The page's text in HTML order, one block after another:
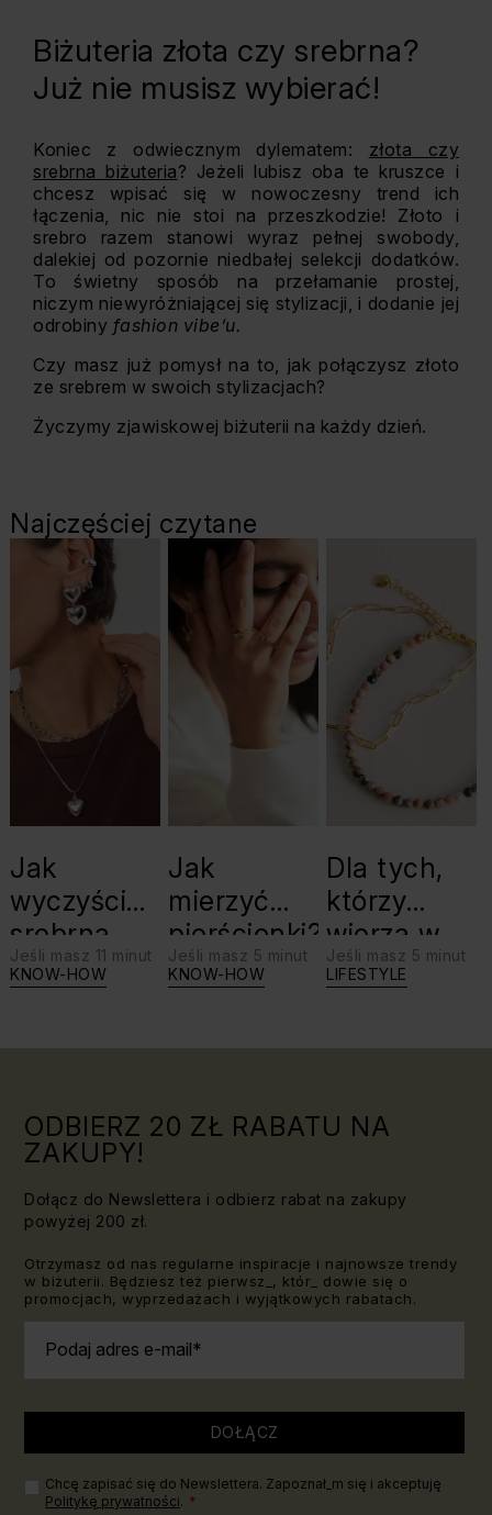
Biżuteria złota czy srebrna?
Już nie musisz wybierać!
Koniec z odwiecznym dylematem: złota czy
srebrna biżuteria? Jeżeli lubisz oba te kruszce i
chcesz wpisać się w nowoczesny trend ich
łączenia, nic nie stoi na przeszkodzie! Złoto i
srebro razem stanowi wyraz pełnej swobody,
dalekiej od pozornie niedbałej selekcji dodatków.
To świetny sposób na przełamanie prostej,
niczym niewyróżniającej się stylizacji, i dodanie jej
odrobiny fashion vibe’u.
Czy masz już pomysł na to, jak połączysz złoto
ze srebrem w swoich stylizacjach?
Życzymy zjawiskowej biżuterii na każdy dzień.
Najczęściej czytane
Jak
wyczyścić
srebrną
biżuterię?
Jeśli masz 11 minut
KNOW-HOW
Jak
mierzyć
pierścionki?
Jeśli masz 5 minut
KNOW-HOW
Dla tych,
którzy
wierzą w
swoje siły:
Jeśli masz 5 minut
LIFESTYLE
ODBIERZ 20 ZŁ RABATU NA
ZAKUPY!
Dołącz do Newslettera i odbierz rabat na zakupy
powyżej 200 zł.
Otrzymasz od nas regularne inspiracje i najnowsze trendy
w biżuterii. Będziesz też pierwsz_, któr_ dowie się o
promocjach, wyprzedażach i wyjątkowych rabatach.
Podaj adres e-mail
DOŁĄCZ
Chcę zapisać się do Newslettera. Zapoznał_m się i akceptuję
Politykę prywatności.